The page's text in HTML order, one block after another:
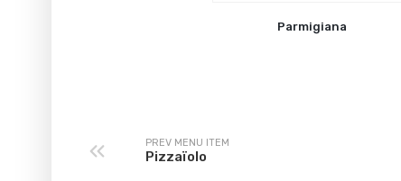
Parmigiana
PREV MENU ITEM
Pizzaïolo